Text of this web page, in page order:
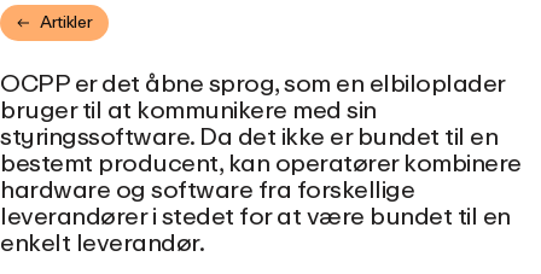
Artikler
OCPP er det åbne sprog, som en elbiloplader
bruger til at kommunikere med sin
styringssoftware. Da det ikke er bundet til en
bestemt producent, kan operatører kombinere
hardware og software fra forskellige
leverandører i stedet for at være bundet til en
enkelt leverandør.